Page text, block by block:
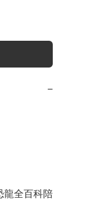
−
龍全百科陪